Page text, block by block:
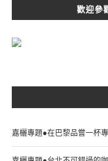
歡迎參
嘉欐專題●在巴黎品嘗一杯